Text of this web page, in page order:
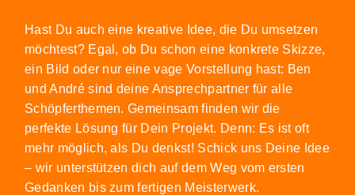
Hast Du auch eine kreative Idee, die Du umsetzen
möchtest? Egal, ob Du schon eine konkrete Skizze,
ein Bild oder nur eine vage Vorstellung hast: Ben
und André sind deine Ansprechpartner für alle
Schöpferthemen. Gemeinsam finden wir die
perfekte Lösung für Dein Projekt. Denn: Es ist oft
mehr möglich, als Du denkst! Schick uns Deine Idee
– wir unterstützen dich auf dem Weg vom ersten
Gedanken bis zum fertigen Meisterwerk.